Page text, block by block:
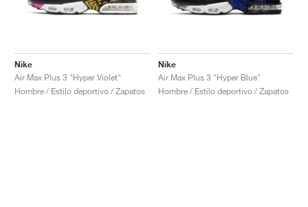
Nike
Air Max Plus 3 "Hyper Violet"
Hombre / Estilo deportivo / Zapatos
Nike
Air Max Plus 3 "Hyper Blue"
Hombre / Estilo deportivo / Zapatos